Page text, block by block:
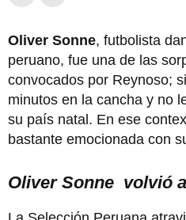
Oliver Sonne, futbolista
peruano, fue una de las
convocados por Reynoso;
minutos en la cancha y no
su país natal. En ese
bastante emocionada con
Oliver Sonne volvió